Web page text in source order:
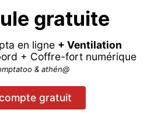
gratuite
en ligne + Ventilation
+ Coffre-fort numérique
& athén@
gratuit